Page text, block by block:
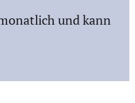
und kann